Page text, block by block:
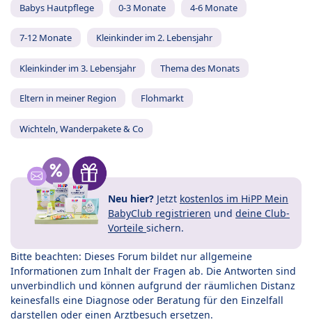
Babys Hautpflege 0-3 Monate 4-6 Monate
7-12 Monate Kleinkinder im 2. Lebensjahr
Kleinkinder im 3. Lebensjahr Thema des Monats
Eltern in meiner Region Flohmarkt
Wichteln, Wanderpakete & Co
Neu hier? Jetzt kostenlos im HiPP Mein
BabyClub registrieren und deine Club-
Vorteile sichern.
Bitte beachten: Dieses Forum bildet nur allgemeine
Informationen zum Inhalt der Fragen ab. Die Antworten sind
unverbindlich und können aufgrund der räumlichen Distanz
keinesfalls eine Diagnose oder Beratung für den Einzelfall
darstellen oder einen Arztbesuch ersetzen.